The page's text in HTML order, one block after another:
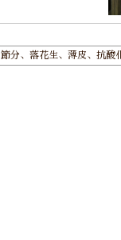
節分、落花生、薄皮、抗酸